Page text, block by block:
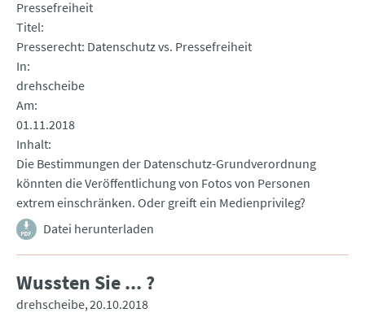
Pressefreiheit
Titel
Presserecht: Datenschutz vs. Pressefreiheit
In
drehscheibe
Am
01.11.2018
Inhalt
Die Bestimmungen der Datenschutz-Grundverordnung
könnten die Veröffentlichung von Fotos von Personen
extrem einschränken. Oder greift ein Medienprivileg?
Datei herunterladen
Wussten Sie ... ?
drehscheibe 20.10.2018